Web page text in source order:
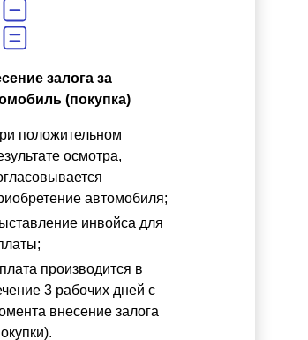
залога за
(покупка)
положительном
осмотра,
автомобиля;
инвойса для
производится в
3 рабочих дней с
внесение залога